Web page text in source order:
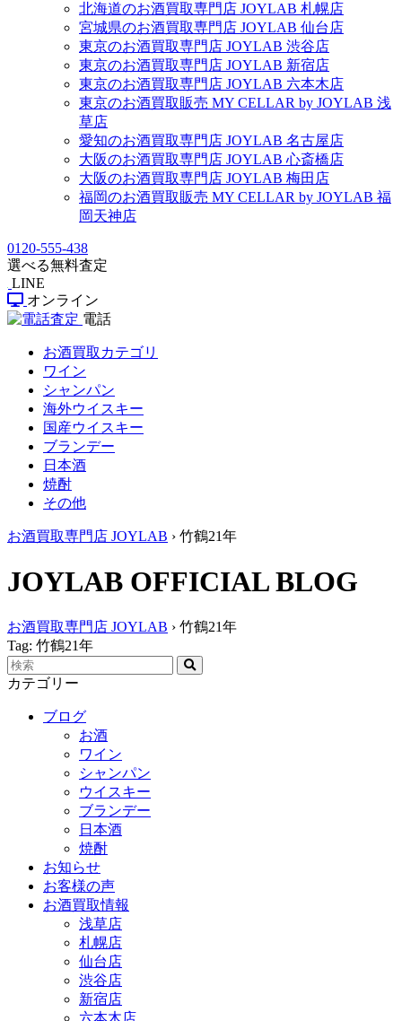
北海道のお酒買取専門店 JOYLAB 札幌店
宮城県のお酒買取専門店 JOYLAB 仙台店
東京のお酒買取専門店 JOYLAB 渋谷店
東京のお酒買取専門店 JOYLAB 新宿店
東京のお酒買取専門店 JOYLAB 六本木店
東京のお酒買取販売 MY CELLAR by JOYLAB 浅
草店
愛知のお酒買取専門店 JOYLAB 名古屋店
大阪のお酒買取専門店 JOYLAB 心斎橋店
大阪のお酒買取専門店 JOYLAB 梅田店
福岡のお酒買取販売 MY CELLAR by JOYLAB 福
岡天神店
0120-555-438
選べる無料査定
LINE
オンライン
電話
お酒買取カテゴリ
ワイン
シャンパン
海外ウイスキー
国産ウイスキー
ブランデー
日本酒
焼酎
その他
お酒買取専門店 JOYLAB › 竹鶴21年
JOYLAB OFFICIAL BLOG
お酒買取専門店 JOYLAB › 竹鶴21年
Tag: 竹鶴21年
カテゴリー
ブログ
お酒
ワイン
シャンパン
ウイスキー
ブランデー
日本酒
焼酎
お知らせ
お客様の声
お酒買取情報
浅草店
札幌店
仙台店
渋谷店
新宿店
六本木店